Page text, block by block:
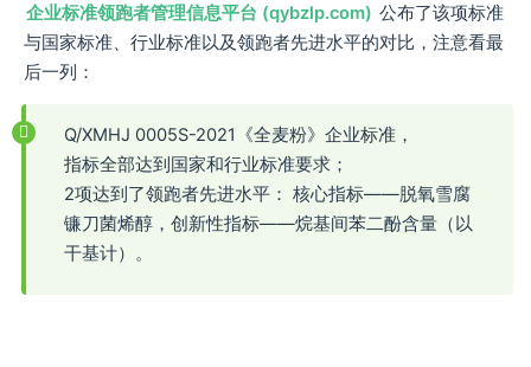
企业标准领跑者管理信息平台 (qybzlp.com) 公布了该项标准
与国家标准、行业标准以及领跑者先进水平的对比，注意看最
后一列：
Q/XMHJ 0005S-2021《全麦粉》企业标准，
指标全部达到国家和行业标准要求；
2项达到了领跑者先进水平： 核心指标——脱氧雪腐
镰刀菌烯醇，创新性指标——烷基间苯二酚含量（以
干基计）。